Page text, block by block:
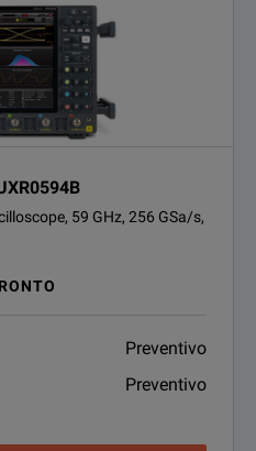
59 GHz, 256 GSa/s,
Preventivo
Preventivo